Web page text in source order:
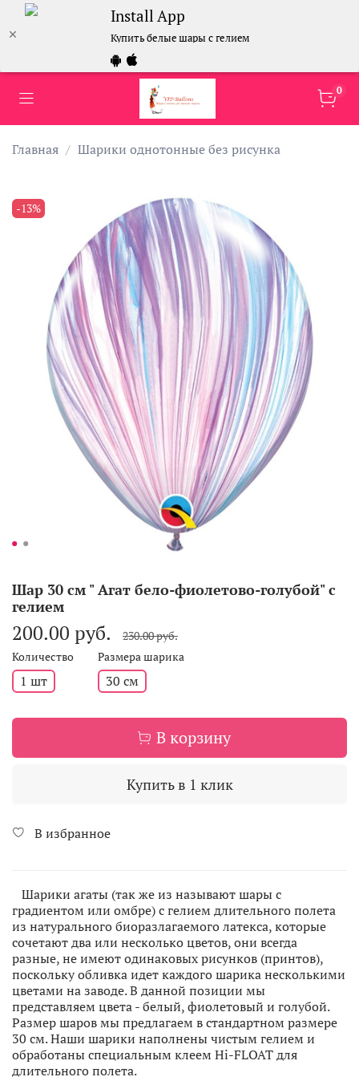
Install App
Купить белые шары с гелием
0
Главная Шарики однотонные без рисунка
-13%
Шар 30 см " Агат бело-фиолетово-голубой" с
гелием
200.00 руб.
230.00 руб.
Количество
1 шт
Размера шарика
30 см
В корзину
Купить в 1 клик
В избранное
Шарики агаты (так же из называют шары с
градиентом или омбре) с гелием длительного полета
из натурального биоразлагаемого латекса, которые
сочетают два или несколько цветов, они всегда
разные, не имеют одинаковых рисунков (принтов),
поскольку обливка идет каждого шарика несколькими
цветами на заводе. В данной позиции мы
представляем цвета - белый, фиолетовый и голубой.
Размер шаров мы предлагаем в стандартном размере
30 см. Наши шарики наполнены чистым гелием и
обработаны специальным клеем Hi-FLOAT для
длительного полета.